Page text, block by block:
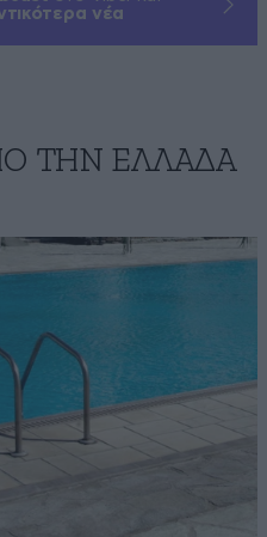
νέα
ΤΗΝ ΕΛΛΑΔΑ